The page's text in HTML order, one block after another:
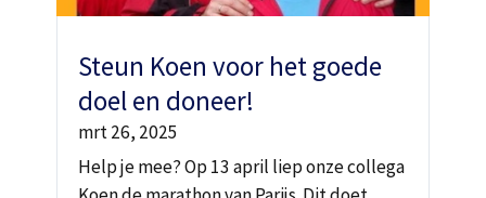
Steun Koen voor het goede
doel en doneer!
mrt 26, 2025
Help je mee? Op 13 april liep onze collega